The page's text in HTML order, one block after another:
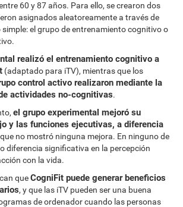
60 y 87 años. Para ello, se crearon dos
asignados aleatoreamente a través de
simple: el grupo de entrenamiento cognitivo o
realizó el entrenamiento cognitivo a
(adaptado para iTV), mientras que los
control activo realizaron mediante la
actividades no-cognitivas.
el grupo experimental mejoró su
y las funciones ejecutivas, a diferencia
que no mostró ninguna mejora. En ninguno de
diferencia significativa en la percepción
con la vida.
queCogniFit puede generar beneficios
, y que las iTV pueden ser una buena
de ordenador cuando las personas